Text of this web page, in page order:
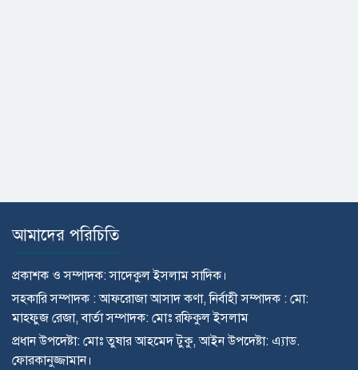
আমাদের পরিচিতি
প্রকাশক ও সম্পাদক: সাদেকুল ইসলাম সাদিক।
সহকারি সম্পাদক : আফরোজা আসাদ কণা, নির্বাহী সম্পাদক : মো:
মাহ্ফুজ রেজা, বার্তা সম্পাদক: মোঃ রফিকুল ইসলাম
প্রধান উপদেষ্টা: মোঃ তুষার আহমেদ টুকু, আইন উপদেষ্টা: এ্যাড.
ফোরকানুজ্জামান।